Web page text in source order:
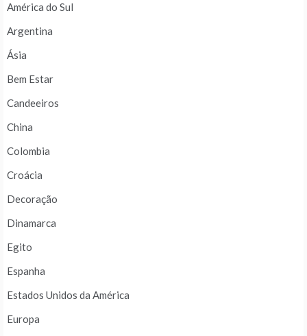
América do Sul
Argentina
Ásia
Bem Estar
Candeeiros
China
Colombia
Croácia
Decoração
Dinamarca
Egito
Espanha
Estados Unidos da América
Europa